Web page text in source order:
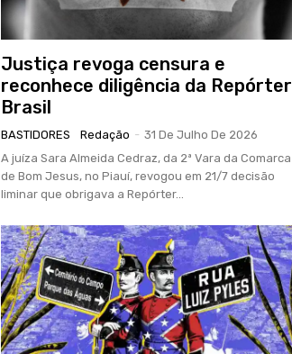
Justiça revoga censura e
reconhece diligência da Repórter
Brasil
BASTIDORES Redação - 31 De Julho De 2026
A juíza Sara Almeida Cedraz, da 2ª Vara da Comarca
de Bom Jesus, no Piauí, revogou em 21/7 decisão
liminar que obrigava a Repórter...